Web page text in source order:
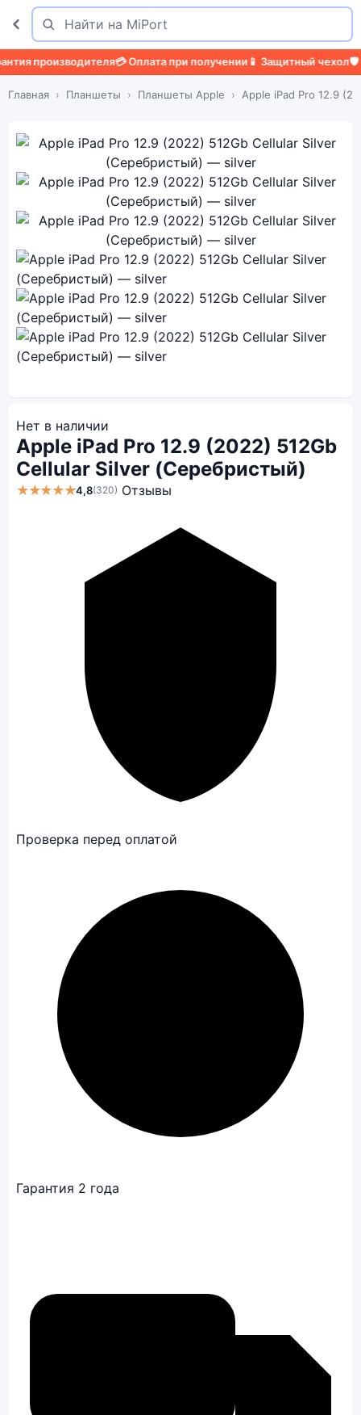
Поиск
Найти
производителя💳 Оплата при получении📱 Защитный чехол 🛡️
Главная Планшеты Планшеты Apple Apple iPad Pro 12.9
Нет в наличии
Apple iPad Pro 12.9 (2022) 512Gb
Cellular Silver (Серебристый)
★★★★★4,8(320) Отзывы
Проверка перед оплатой
Гарантия 2 года